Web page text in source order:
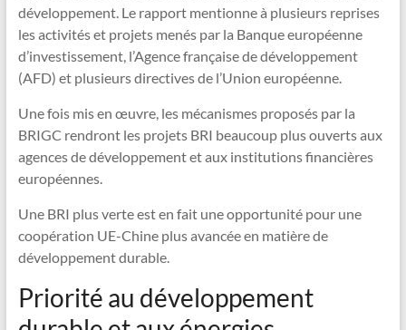
développement. Le rapport mentionne à plusieurs reprises
les activités et projets menés par la Banque européenne
d’investissement, l’Agence française de développement
(AFD) et plusieurs directives de l’Union européenne.
Une fois mis en œuvre, les mécanismes proposés par la
BRIGC rendront les projets BRI beaucoup plus ouverts aux
agences de développement et aux institutions financières
européennes.
Une BRI plus verte est en fait une opportunité pour une
coopération UE-Chine plus avancée en matière de
développement durable.
Priorité au développement